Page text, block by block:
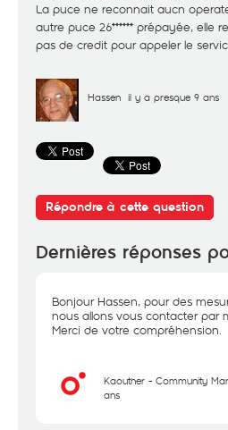
La puce ne reconnait aucn
autre puce 26****** prépayée, elle
pas de credit pour appeler le
Hassen il y a presque 9 ans
Répondre à cette question
Dernières réponses
Bonjour Hassen, pour des
nous allons vous contacter par
Merci de votre compréhension.
Kaouther - Community
ans